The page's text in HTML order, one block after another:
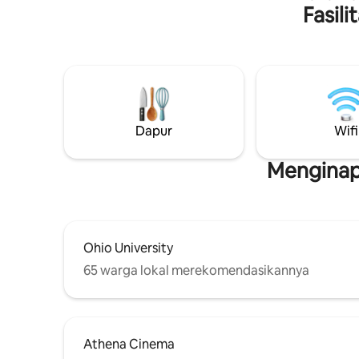
Beagle
diubah.
Terletak
negara
kota dan
Beagle
terletak
Dapur Wifi
Ohio University
65 warga lokal merekomendasikannya
Athena Cinema